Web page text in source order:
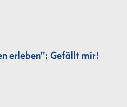
erleben": Gefällt mir!